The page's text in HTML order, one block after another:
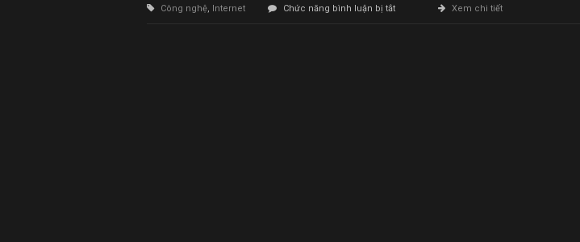
Công nghệ, Internet Chức năng bình luận bị tắtở
Xem chi tiết